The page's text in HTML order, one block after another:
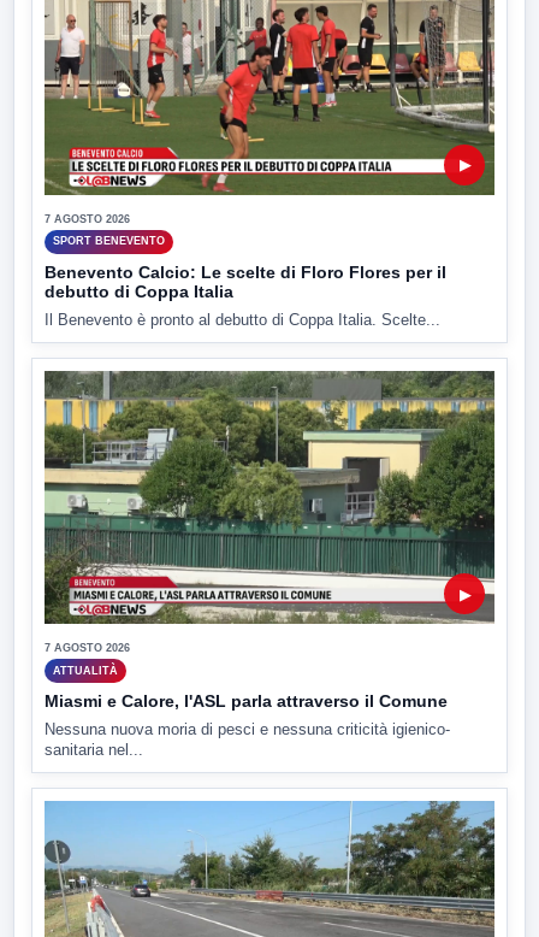
▶
7 AGOSTO 2026
SPORT BENEVENTO
Benevento Calcio: Le scelte di Floro Flores per il
debutto di Coppa Italia
Il Benevento è pronto al debutto di Coppa Italia. Scelte...
▶
7 AGOSTO 2026
ATTUALITÀ
Miasmi e Calore, l'ASL parla attraverso il Comune
Nessuna nuova moria di pesci e nessuna criticità igienico-
sanitaria nel...